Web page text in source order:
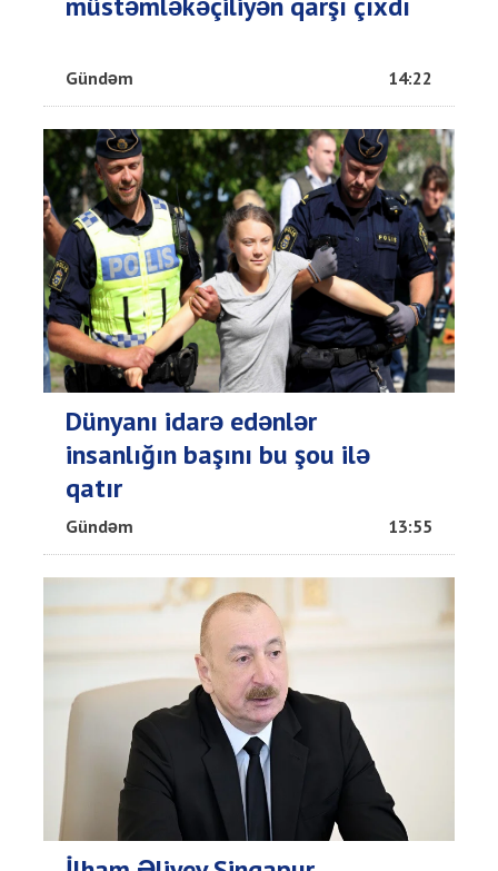
Gündəm 14:22
Dünyanı idarə edənlər
insanlığın başını bu şou ilə
qatır
Gündəm 13:55